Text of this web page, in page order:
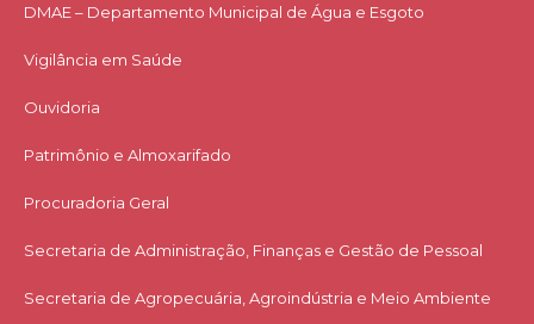
DMAE – Departamento Municipal de Água e Esgoto
Vigilância em Saúde
Ouvidoria
Patrimônio e Almoxarifado
Procuradoria Geral
Secretaria de Administração, Finanças e Gestão de Pessoal
Secretaria de Agropecuária, Agroindústria e Meio Ambiente